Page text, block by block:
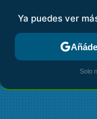
FISCALIDAD Y
Ya puedes ver
Solo